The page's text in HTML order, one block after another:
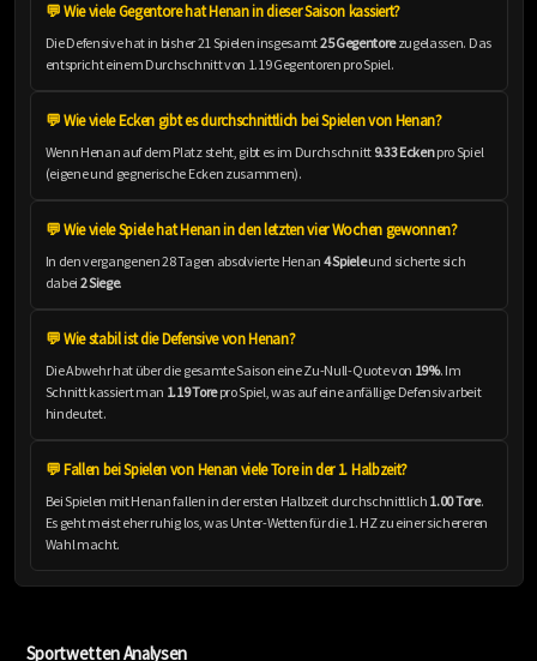
💬 Wie viele Gegentore hat Henan in dieser Saison kassiert?
Die Defensive hat in bisher 21 Spielen insgesamt25 Gegentorezugelassen. Das
entspricht einem Durchschnitt von 1.19 Gegentoren pro Spiel.
💬 Wie viele Ecken gibt es durchschnittlich bei Spielen von Henan?
Wenn Henan auf dem Platz steht, gibt es im Durchschnitt 9.33 Eckenpro Spiel
(eigene und gegnerische Ecken zusammen).
💬 Wie viele Spiele hat Henan in den letzten vier Wochen gewonnen?
In den vergangenen 28 Tagen absolvierte Henan 4 Spieleund sicherte sich
dabei 2 Siege.
💬 Wie stabil ist die Defensive von Henan?
Die Abwehr hat über die gesamte Saison eine Zu-Null-Quote von 19%. Im
Schnitt kassiert man 1.19 Torepro Spiel, was auf eine anfällige Defensivarbeit
hindeutet.
💬 Fallen bei Spielen von Henan viele Tore in der 1. Halbzeit?
Bei Spielen mit Henan fallen in der ersten Halbzeit durchschnittlich 1.00 Tore.
Es geht meist eher ruhig los, was Unter-Wetten für die 1. HZ zu einer sichereren
Wahl macht.
Sportwetten Analysen